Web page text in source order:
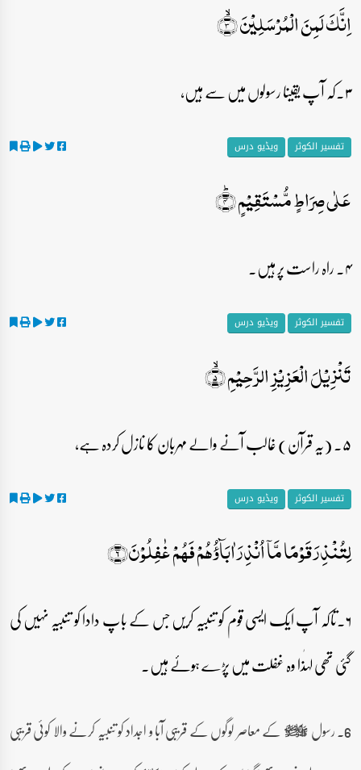
اِنَّکَ لَمِنَ الۡمُرۡسَلِیۡنَ ۙ﴿۳﴾
۳۔کہ آپ یقینا رسولوں میں سے ہیں،
تفسیر الکوثر ویڈیو درس
عَلٰی صِرَاطٍ مُّسۡتَقِیۡمٍ ؕ﴿۴﴾
۴۔ راہ راست پر ہیں۔
تفسیر الکوثر ویڈیو درس
تَنۡزِیۡلَ الۡعَزِیۡزِ الرَّحِیۡمِ ۙ﴿۵﴾
۵۔ (یہ قرآن) غالب آنے والے مہربان کا نازل کردہ ہے،
تفسیر الکوثر ویڈیو درس
لِتُنۡذِرَ قَوۡمًا مَّاۤ اُنۡذِرَ اٰبَآؤُہُمۡ فَہُمۡ غٰفِلُوۡنَ﴿۶﴾
۶۔تاکہ آپ ایک ایسی قوم کو تنبیہ کریں جس کے باپ دادا کو تنبیہ نہیں کی
گئی تھی لہٰذا وہ غفلت میں پڑے ہوئے ہیں۔
6۔ رسول صلى‌الله‌عليه‌وآله‌وسلم کے معاصر لوگوں کے قریبی آبا و اجداد کو تنبیہ کرنے والا کوئی قریبی